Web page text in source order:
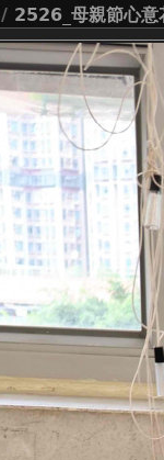
/ 2526_母親節心意